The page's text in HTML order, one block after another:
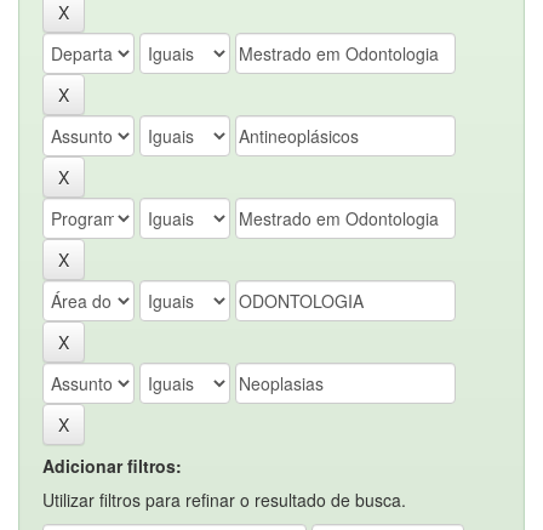
Adicionar filtros:
Utilizar filtros para refinar o resultado de busca.